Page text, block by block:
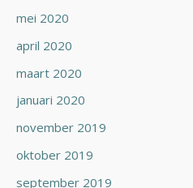
mei 2020
april 2020
maart 2020
januari 2020
november 2019
oktober 2019
september 2019